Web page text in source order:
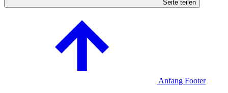
Seite teilen
Anfang Footer